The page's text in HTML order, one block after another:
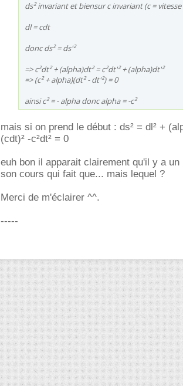
ds² invariant et biensur c invariant (c =
dl = cdt
donc ds² = ds'²
=> c²dt² + (alpha)dt² = c²dt'² + (alpha)dt'²
=> (c² + alpha)(dt² - dt'²) = 0
ainsi c² = - alpha donc alpha = -c²
mais si on prend le début : ds² = dl² +
(cdt)² -c²dt² = 0
euh bon il apparait clairement qu'il y a
son cours qui fait que... mais lequel ?
Merci de m'éclairer ^^.
-----